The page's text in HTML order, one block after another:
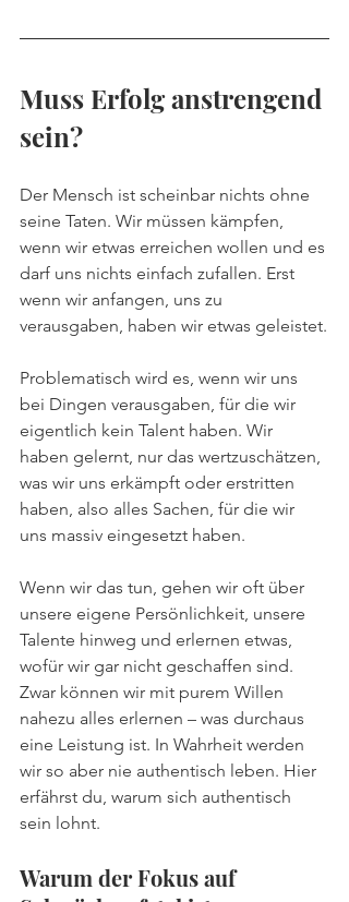
Muss Erfolg anstrengend
sein?
Der Mensch ist scheinbar nichts ohne
seine Taten. Wir müssen kämpfen,
wenn wir etwas erreichen wollen und es
darf uns nichts einfach zufallen. Erst
wenn wir anfangen, uns zu
verausgaben, haben wir etwas geleistet.
Problematisch wird es, wenn wir uns
bei Dingen verausgaben, für die wir
eigentlich kein Talent haben. Wir
haben gelernt, nur das wertzuschätzen,
was wir uns erkämpft oder erstritten
haben, also alles Sachen, für die wir
uns massiv eingesetzt haben.
Wenn wir das tun, gehen wir oft über
unsere eigene Persönlichkeit, unsere
Talente hinweg und erlernen etwas,
wofür wir gar nicht geschaffen sind.
Zwar können wir mit purem Willen
nahezu alles erlernen – was durchaus
eine Leistung ist. In Wahrheit werden
wir so aber nie authentisch leben. Hier
erfährst du, warum sich authentisch
sein lohnt.
Warum der Fokus auf